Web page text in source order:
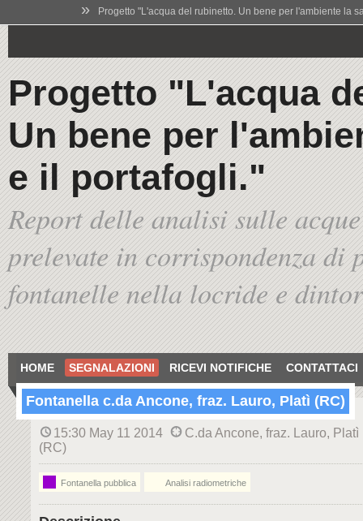
» Progetto "L'acqua del rubinetto. Un bene per l'ambiente la
Progetto "L'acqua
Un bene per
e il portafogli."
Report delle analisi sulle
prelevate in corrispondenza di
fontanelle nella locride e
HOME SEGNALAZIONI RICEVI NOTIFICHE CONTATTACI
Fontanella c.da Ancone, fraz. Lauro, Platì (RC)
15:30 May 11 2014
C.da Ancone, fraz. Lauro, Platì
(RC)
Fontanella pubblica Analisi radiometriche